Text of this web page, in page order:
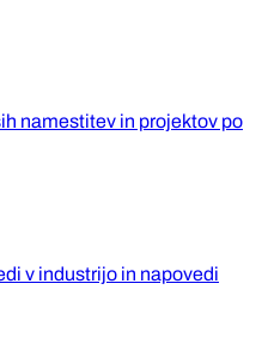
namestitev in projektov po
v industrijo in napovedi